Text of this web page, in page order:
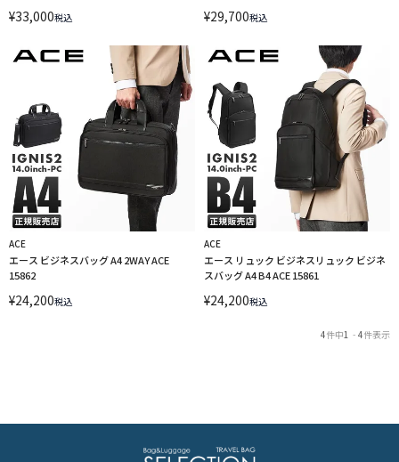
¥33,000税込 ¥29,700税込
ACE
エース ビジネスバッグ A4 2WAY ACE
15862
¥24,200税込
ACE
エース リュック ビジネスリュック ビジネ
スバッグ A4 B4 ACE 15861
¥24,200税込
4件中1 - 4件表示